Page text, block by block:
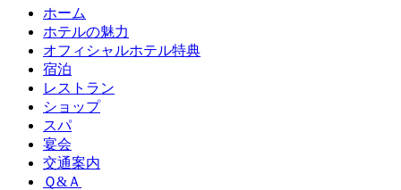
ホーム
ホテルの魅力
オフィシャルホテル特典
宿泊
レストラン
ショップ
スパ
宴会
交通案内
Ｑ&Ａ